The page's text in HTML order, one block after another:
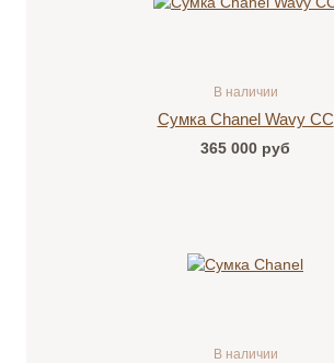
В наличии
Сумка Chanel Wavy CC
365 000 руб
В наличии